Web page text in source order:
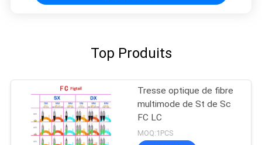
Top Produits
Tresse optique de fibre
multimode de St de Sc
FC LC
MOQ:1PCS